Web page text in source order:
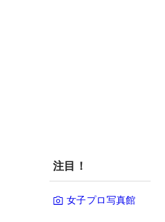
注目！
女子プロ写真館